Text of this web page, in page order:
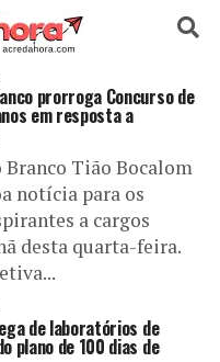
prorroga Concurso de
em resposta a
Tião Bocalom
notícia para os
a cargos
desta quarta-feira.
de laboratórios de
plano de 100 dias de